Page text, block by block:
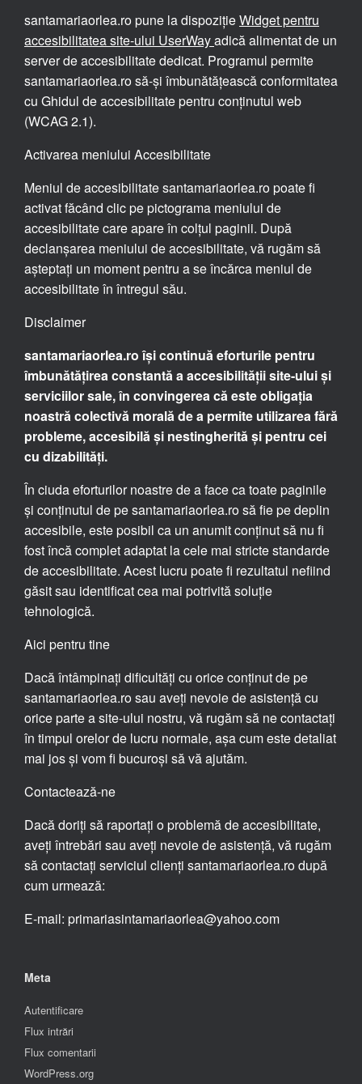
santamariaorlea.ro pune la dispozițieWidget pentru
accesibilitatea site-ului UserWayadică alimentat de un
server de accesibilitate dedicat. Programul permite
santamariaorlea.ro să-și îmbunătățească conformitatea
cu Ghidul de accesibilitate pentru conținutul web
(WCAG 2.1).
Activarea meniului Accesibilitate
Meniul de accesibilitate santamariaorlea.ro poate fi
activat făcând clic pe pictograma meniului de
accesibilitate care apare în colțul paginii. După
declanșarea meniului de accesibilitate, vă rugăm să
așteptați un moment pentru a se încărca meniul de
accesibilitate în întregul său.
Disclaimer
santamariaorlea.ro își continuă eforturile pentru
îmbunătățirea constantă a accesibilității site-ului și
serviciilor sale, în convingerea că este obligația
noastră colectivă morală de a permite utilizarea fără
probleme, accesibilă și nestingherită și pentru cei
cu dizabilități.
În ciuda eforturilor noastre de a face ca toate paginile
și conținutul de pe santamariaorlea.ro să fie pe deplin
accesibile, este posibil ca un anumit conținut să nu fi
fost încă complet adaptat la cele mai stricte standarde
de accesibilitate. Acest lucru poate fi rezultatul nefiind
găsit sau identificat cea mai potrivită soluție
tehnologică.
Aici pentru tine
Dacă întâmpinați dificultăți cu orice conținut de pe
santamariaorlea.ro sau aveți nevoie de asistență cu
orice parte a site-ului nostru, vă rugăm să ne contactați
în timpul orelor de lucru normale, așa cum este detaliat
mai jos și vom fi bucuroși să vă ajutăm.
Contactează-ne
Dacă doriți să raportați o problemă de accesibilitate,
aveți întrebări sau aveți nevoie de asistență, vă rugăm
să contactați serviciul clienți santamariaorlea.ro după
cum urmează:
E-mail: primariasintamariaorlea@yahoo.com
Meta
Autentificare
Flux intrări
Flux comentarii
WordPress.org